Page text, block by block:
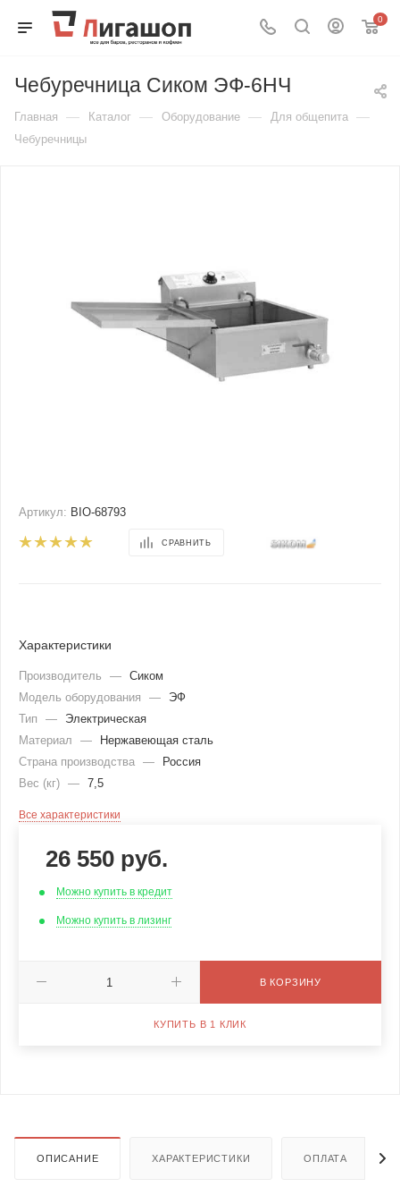
0
Чебуречница Сиком ЭФ-6НЧ
Главная — Каталог — Оборудование — Для общепита —
Чебуречницы
Артикул: BIO-68793
СРАВНИТЬ
Характеристики
Производитель — Сиком
Модель оборудования
—
ЭФ
Тип
—
Электрическая
Материал
—
Нержавеющая сталь
Страна производства —
Россия
Вес (кг) — 7,5
Все характеристики
26 550 руб.
Можно купить в кредит
Можно купить в лизинг
В КОРЗИНУ
КУПИТЬ В 1 КЛИК
ОПИСАНИЕ ХАРАКТЕРИСТИКИ ОПЛАТА